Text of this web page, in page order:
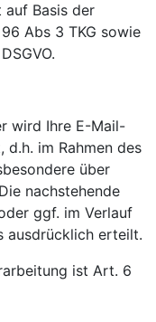
Basis der
Abs 3 TKG sowie
wird Ihre E-Mail-
im Rahmen des
über
nachstehende
ggf. im Verlauf
ausdrücklich erteilt.
ist Art. 6